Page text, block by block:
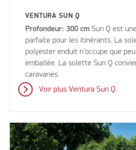
VENTURA SUN Q
Profondeur: 300 cm Sun Q est
parfaite pour les itinérants. La
polyester enduit n’occupe que
emballée. La solette Sun Q
caravanes.
Voir plus Ventura Sun Q